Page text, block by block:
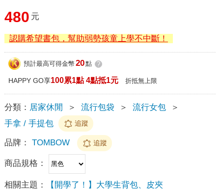
480 元
認購希望書包，幫助弱勢孩童上學不中斷！
預計最高可得金幣 20點 ?
HAPPY GO享100累1點 4點抵1元 折抵無上限
分類： 居家休閒 ＞ 流行包袋 ＞ 流行女包
＞
手拿 / 手提包
追蹤
品牌： TOMBOW 追蹤
商品規格：
相關主題： 【開學了！】大學生背包、皮夾